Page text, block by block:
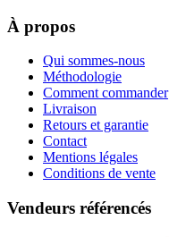
À propos
Qui sommes-nous
Méthodologie
Comment commander
Livraison
Retours et garantie
Contact
Mentions légales
Conditions de vente
Vendeurs référencés